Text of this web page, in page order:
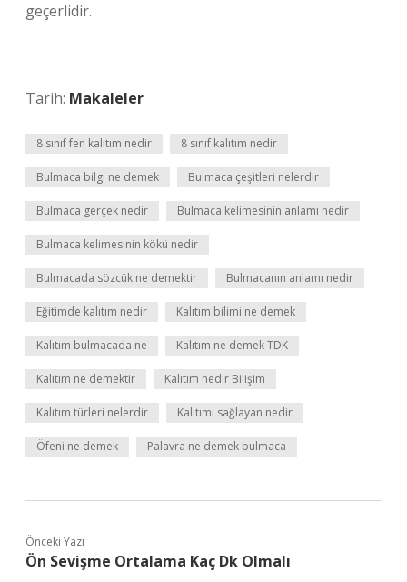
geçerlidir.
Tarih: Makaleler
8 sınıf fen kalıtım nedir 8 sınıf kalıtım nedir
Bulmaca bilgi ne demek Bulmaca çeşitleri nelerdir
Bulmaca gerçek nedir Bulmaca kelimesinin anlamı nedir
Bulmaca kelimesinin kökü nedir
Bulmacada sözcük ne demektir Bulmacanın anlamı nedir
Eğitimde kalıtım nedir Kalıtım bilimi ne demek
Kalıtım bulmacada ne Kalıtım ne demek TDK
Kalıtım ne demektir Kalıtım nedir Bilişim
Kalıtım türleri nelerdir Kalıtımı sağlayan nedir
Öfeni ne demek Palavra ne demek bulmaca
Önceki Yazı
Ön Sevişme Ortalama Kaç Dk Olmalı